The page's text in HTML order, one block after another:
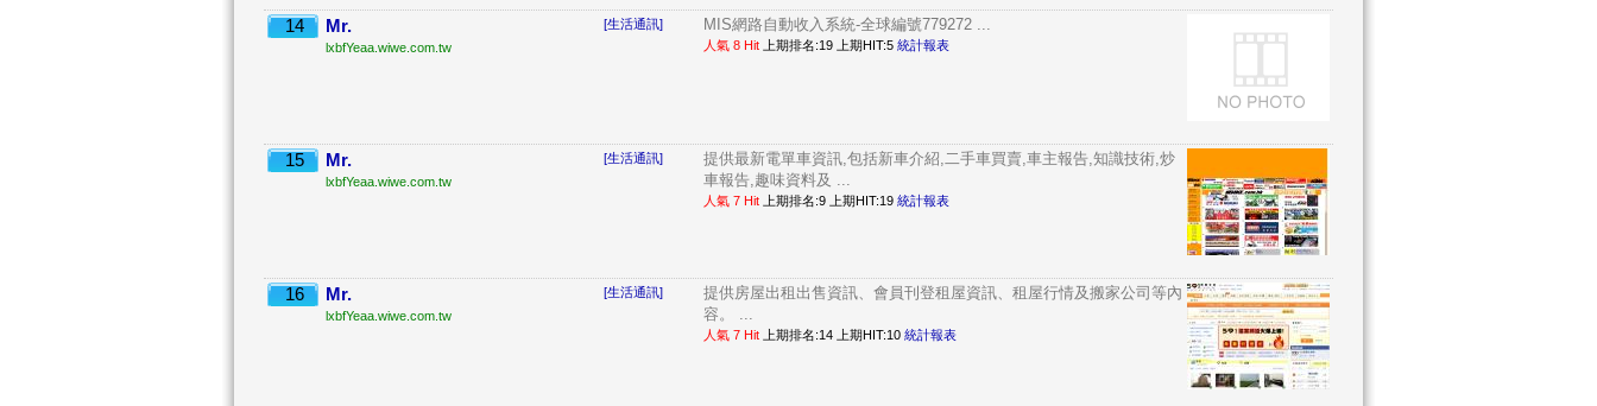
14 Mr.
lxbfYeaa.wiwe.com.tw
[生活通訊] MIS網路自動收入系統-全球編號779272 ...
人氣 8 Hit 上期排名:19 上期HIT:5 統計報表
15 Mr.
lxbfYeaa.wiwe.com.tw
[生活通訊]
提供最新電單車資訊,包括新車介紹,二手車買賣,車主報告,知識技術,炒
車報告,趣味資料及 ...
人氣 7 Hit 上期排名:9 上期HIT:19 統計報表
16 Mr.
lxbfYeaa.wiwe.com.tw
[生活通訊]
提供房屋出租出售資訊、會員刊登租屋資訊、租屋行情及搬家公司等內
容。 ...
人氣 7 Hit 上期排名:14 上期HIT:10 統計報表